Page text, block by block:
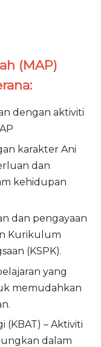
(MAP)
dengan aktiviti
karakter Ani
dan
kehidupan
dan pengayaan
Kurikulum
(KSPK).
yang
memudahkan
(KBAT) – Aktiviti
dalam